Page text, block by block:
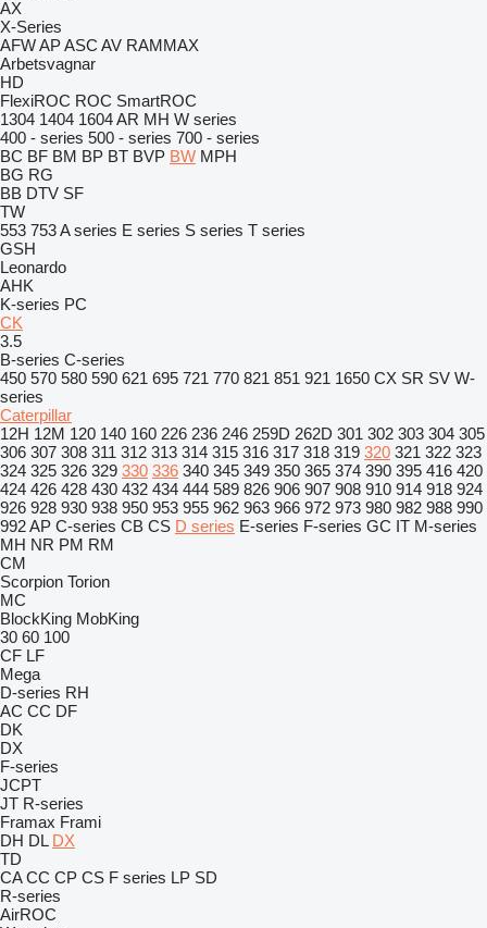
AX
X-Series
AFWAPASC AV RAMMAX
Arbetsvagnar
HD
FlexiROC ROC SmartROC
1304 1404 1604AR MH W series
400 - series 500 - series 700 - series
BC BF BM BP BT BVP BW MPH
BG RG
BB DTV SF
TW
553 753A series E series S series T series
GSH
Leonardo
AHK
K-series PC
CK
3.5
B-series C-series
450 570 580 590 621 695 721 770 821 851 921 1650 CX SR SV W-
series
Caterpillar
12H 12M 120 140 160 226 236 246 259D 262D 301 302 303 304 305
306 307 308 311 312 313 314 315 316 317 318 319 320 321 322 323
324 325 326 329 330 336 340 345 349 350 365 374 390 395 416 420
424 426 428 430 432 434 444 589 826 906 907 908 910 914 918 924
926 928 930 938 950 953 955 962 963 966 972 973 980 982 988 990
992AP C-series CB CS D series E-series F-series GC IT M-series
MH NR PM RM
CM
Scorpion Torion
MC
BlockKing MobKing
30 60 100
CF LF
Mega
D-series RH
AC CC DF
DK
DX
F-series
JCPT
JT R-series
Framax Frami
DH DL DX
TD
CA CC CP CS F series LP SD
R-series
AirROC